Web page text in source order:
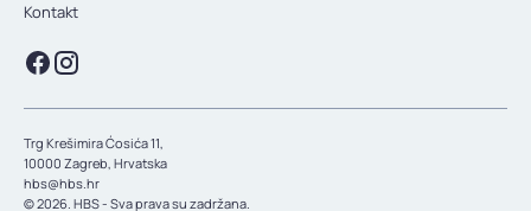
Kontakt
© 2026. HBS - Sva prava su zadržana.
Trg Krešimira Ćosića 11,
10000 Zagreb, Hrvatska
hbs@hbs.hr